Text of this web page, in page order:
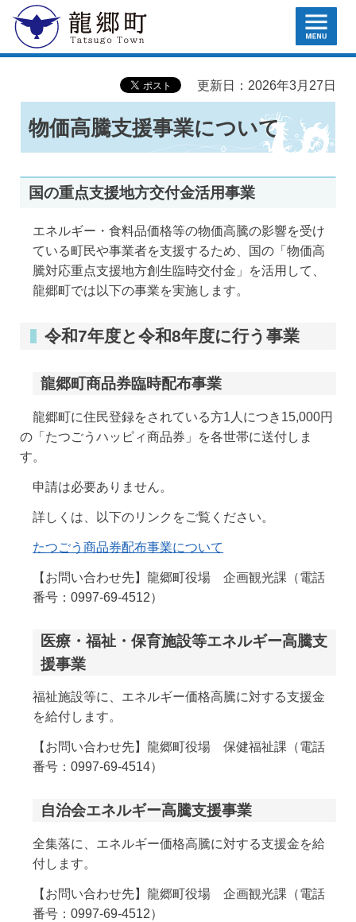
龍郷町 MENU
更新日：2026年3月27日
物価高騰支援事業について
国の重点支援地方交付金活用事業
エネルギー・食料品価格等の物価高騰の影響を受け
ている町民や事業者を支援するため、国の「物価高
騰対応重点支援地方創生臨時交付金」を活用して、
龍郷町では以下の事業を実施します。
令和7年度と令和8年度に行う事業
龍郷町商品券臨時配布事業
龍郷町に住民登録をされている方1人につき15,000円
の「たつごうハッピィ商品券」を各世帯に送付しま
す。
申請は必要ありません。
詳しくは、以下のリンクをご覧ください。
たつごう商品券配布事業について
【お問い合わせ先】龍郷町役場 企画観光課（電話
番号：0997-69-4512）
医療・福祉・保育施設等エネルギー高騰支
援事業
福祉施設等に、エネルギー価格高騰に対する支援金
を給付します。
【お問い合わせ先】龍郷町役場 保健福祉課（電話
番号：0997-69-4514）
自治会エネルギー高騰支援事業
全集落に、エネルギー価格高騰に対する支援金を給
付します。
【お問い合わせ先】龍郷町役場 企画観光課（電話
番号：0997-69-4512）